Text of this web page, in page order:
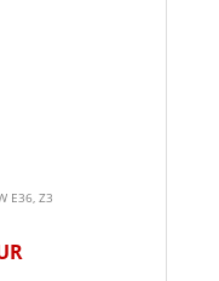
E36, Z3